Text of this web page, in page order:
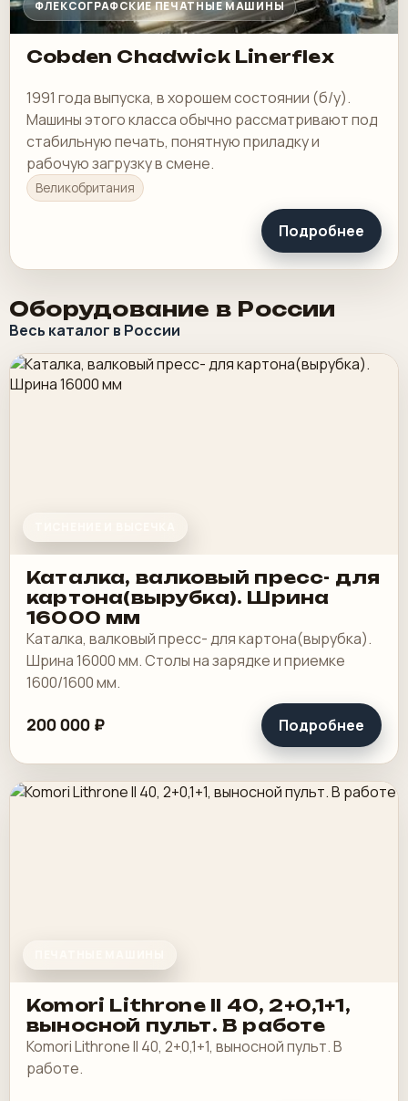
ФЛЕКСОГРАФСКИЕ ПЕЧАТНЫЕ МАШИНЫ
Cobden Chadwick Linerflex
1991 года выпуска, в хорошем состоянии (б/у).
Машины этого класса обычно рассматривают под
стабильную печать, понятную приладку и
рабочую загрузку в смене.
Великобритания
Подробнее
Оборудование в России
Весь каталог в России
Каталка, валковый пресс- для
картона(вырубка). Шрина
16000 мм
Каталка, валковый пресс- для картона(вырубка).
Шрина 16000 мм. Столы на зарядке и приемке
1600/1600 мм.
200 000 ₽ Подробнее
Komori Lithrone II 40, 2+0,1+1,
выносной пульт. В работе
Komori Lithrone II 40, 2+0,1+1, выносной пульт. В
работе.